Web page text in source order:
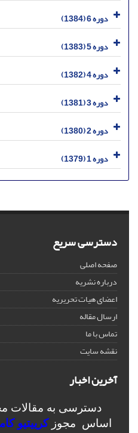
دوره 6 (1384)
دوره 5 (1383)
دوره 4 (1382)
دوره 3 (1381)
دوره 2 (1380)
دوره 1 (1379)
دسترسی سریع
صفحه اصلی
درباره نشریه
اعضای هیات تحریریه
ارسال مقاله
تماس با ما
نقشه سایت
آخرین اخبار
دسترسی به مقالات
اساس مجوزکرییتیو